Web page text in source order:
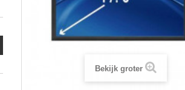
Bekijk groter